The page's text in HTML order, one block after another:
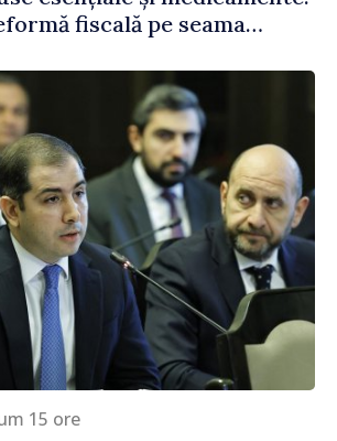
fiscală pe seama
15 ore